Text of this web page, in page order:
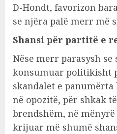
D-Hondt, favorizon
se njëra palë merr më
Shansi për partitë e
Nëse merr parasysh se
konsumuar politikisht
skandalet e
në opozitë, për shkak
brendshëm, në
krijuar më shumë